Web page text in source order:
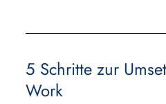
5 Schritte zur
Work